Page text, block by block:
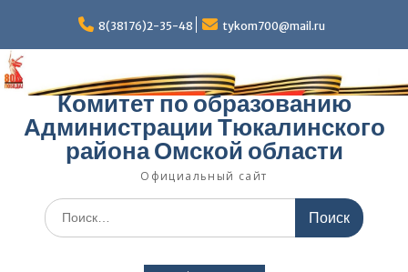
содержимому
8(38176)2-35-48 tykom700@mail.ru
Комитет по образованию
Администрации Тюкалинского
района Омской области
Официальный сайт
Поиск
по: